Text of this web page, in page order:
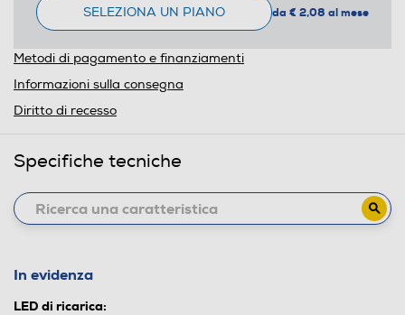
SELEZIONA UN PIANO da € 2,08 al mese
Metodi di pagamento e finanziamenti
Informazioni sulla consegna
Diritto di recesso
Specifiche tecniche
In evidenza
LED di ricarica: